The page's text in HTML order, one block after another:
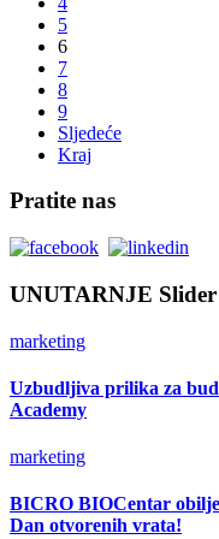
5
6
7
8
9
Sljedeće
Kraj
Pratite nas
UNUTARNJE
marketing
Uzbudljiva prilika za
Academy
marketing
BICRO BIOCentar
Dan otvorenih vrata!